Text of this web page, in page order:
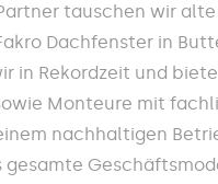
tauschen wir alte
Dachfenster in
in Rekordzeit und
Monteure mit
nachhaltigen